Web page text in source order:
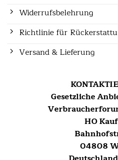
Widerrufsbelehrung
Richtlinie für
Versand & Lieferung
Gesetzliche
HO
04808